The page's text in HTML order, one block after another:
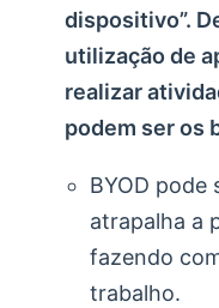
dispositivo”.
utilização de
realizar
podem ser os
BYOD pode
atrapalha a
fazendo
trabalho.